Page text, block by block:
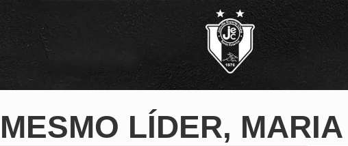
MESMO LÍDER,